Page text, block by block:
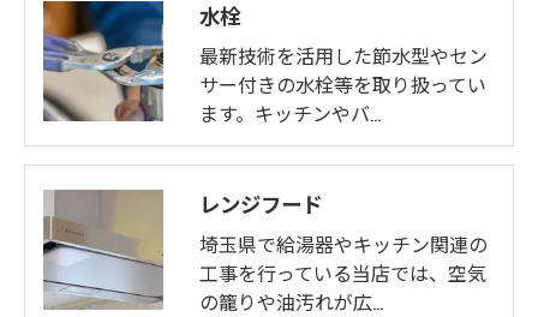
水栓
最新技術を活用した節水型やセン
サー付きの水栓等を取り扱ってい
ます。キッチンやバ…
レンジフード
埼玉県で給湯器やキッチン関連の
工事を行っている当店では、空気
の籠りや油汚れが広…